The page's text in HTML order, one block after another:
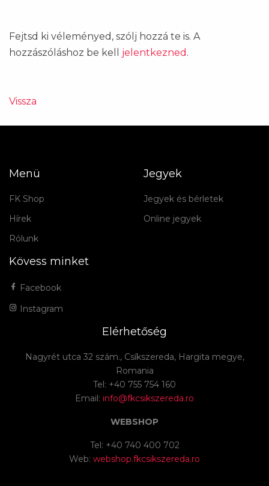
Fejtsd ki véleményed, szólj hozzá te is. A
hozzászóláshoz be kell jelentkezned .
Vissza
Menü
FK Shop
Hírek
Rólunk
Jegyek
Jegyek és bérletek
Online jegyek
Kövess minket
Facebook
Instagram
Elérhetőség
Nagyrét utca 32 szám., Csíkszereda, Hargita megye,
Romania
Tel: +40 755 754 160
Email: info@fkcsikszereda.ro
WEBSHOP
Tel: +40 740 400 702
Web: webshop.fkcsikszereda.ro